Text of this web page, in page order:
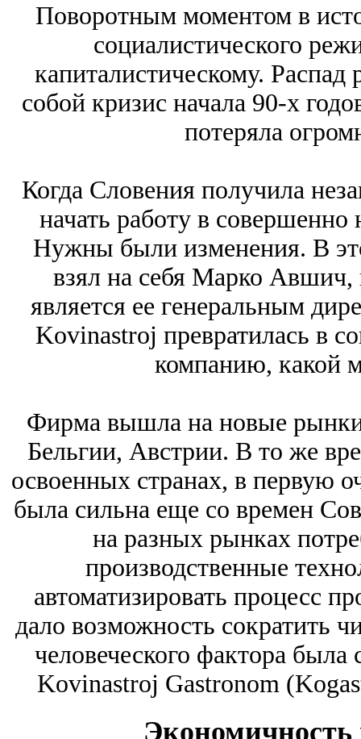
Поворотным моментом в
социалистического
капиталистическому.
собой кризис начала 90-х
потеряла
Когда Словения получила
начать работу в
Нужны были изменения. В
взял на себя Марко Авшич,
является ее генеральным
Kovinastroj превратилась в
компанию, какой
Фирма вышла на новые
Бельгии, Австрии. В то же
освоенных странах, в первую
была сильна еще со времен
на разных рынках
производственные
автоматизировать процесс
дало возможность сократить
человеческого фактора
Kovinastroj Gastronom